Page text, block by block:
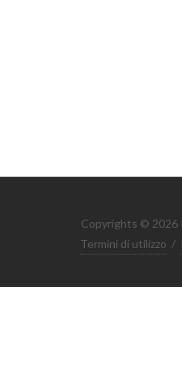
Copyrights © 2026
Termini di utilizzo /